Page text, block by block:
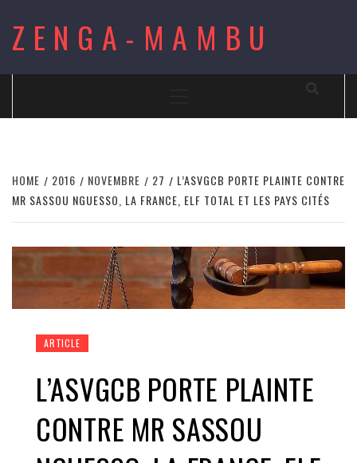
content
ZENGA-MAMBU
HOME 2016 NOVEMBRE 27
L’ASVGCB PORTE PLAINTE CONTRE
MR SASSOU NGUESSO, LA FRANCE, ELF TOTAL ET LES PAYS CITÉS
ARTICLE
L’ASVGCB PORTE PLAINTE
CONTRE MR SASSOU